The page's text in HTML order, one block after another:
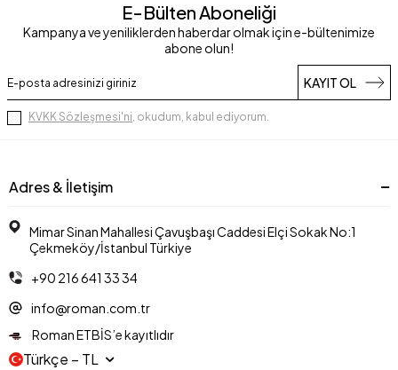
E-Bülten Aboneliği
Kampanya ve yeniliklerden haberdar olmak için e-bültenimize
abone olun!
KAYIT OL
KVKK Sözleşmesi'ni, okudum, kabul ediyorum.
Adres & İletişim
Mimar Sinan Mahallesi Çavuşbaşı Caddesi Elçi Sokak No:1
Çekmeköy/İstanbul Türkiye
+90 216 641 33 34
info@roman.com.tr
Roman ETBİS’e kayıtlıdır
Türkçe − TL